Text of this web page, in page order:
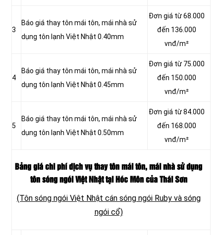
3
Báo giá thay tôn mái tôn, mái nhà sử
dụng tôn lạnh Việt Nhật 0.40mm
Đơn giá từ 68.000
đến 136.000
vnđ/m²
4
Báo giá thay tôn mái tôn, mái nhà sử
dụng tôn lạnh Việt Nhật 0.45mm
Đơn giá từ 75.000
đến 150.000
vnđ/m²
5
Báo giá thay tôn mái tôn, mái nhà sử
dụng tôn lạnh Việt Nhật 0.50mm
Đơn giá từ 84.000
đến 168.000
vnđ/m²
Bảng giá chi phí dịch vụ thay tôn mái tôn, mái nhà sử dụng
tôn sóng ngói Việt Nhật tại Hóc Môn của Thái Sơn
(Tôn sóng ngói Việt Nhật cán sóng ngói Ruby và sóng
ngói cổ)